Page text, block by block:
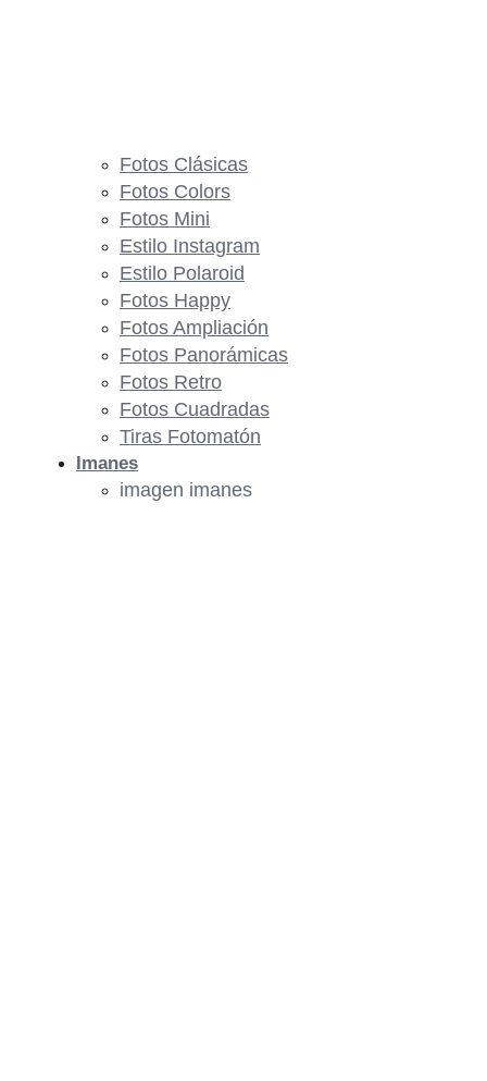
Fotos Clásicas
Fotos Colors
Fotos Mini
Estilo Instagram
Estilo Polaroid
Fotos Happy
Fotos Ampliación
Fotos Panorámicas
Fotos Retro
Fotos Cuadradas
Tiras Fotomatón
Imanes
imagen imanes